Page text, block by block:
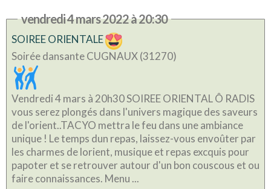
vendredi 4 mars 2022 à 20:30
SOIREE ORIENTALE
Soirée dansante CUGNAUX (31270)
Vendredi 4 mars à 20h30 SOIREE ORIENTAL Ô RADIS
vous serez plongés dans l'univers magique des saveurs
de l'orient..TACYO mettra le feu dans une ambiance
unique ! Le temps dun repas, laissez-vous envoûter par
les charmes de lorient, musique et repas excquis pour
papoter et se retrouver autour d'un bon couscous et ou
faire connaissances. Menu ...